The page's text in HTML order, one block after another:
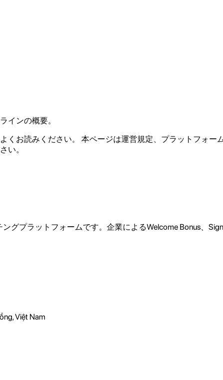
インの概要。
くお読みください。 本ページは運営規定、プラットフォ
い。
グプラットフォームです。企業によるWelcome Bonus、
Việt Nam